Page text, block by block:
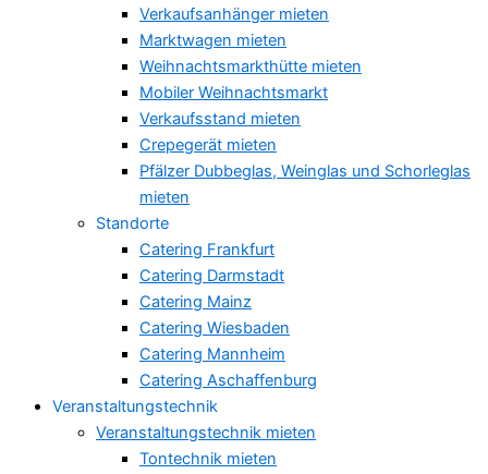
Verkaufsanhänger mieten
Marktwagen mieten
Weihnachtsmarkthütte mieten
Mobiler Weihnachtsmarkt
Verkaufsstand mieten
Crepegerät mieten
Pfälzer Dubbeglas, Weinglas und Schorleglas
mieten
Standorte
Catering Frankfurt
Catering Darmstadt
Catering Mainz
Catering Wiesbaden
Catering Mannheim
Catering Aschaffenburg
Veranstaltungstechnik
Veranstaltungstechnik mieten
Tontechnik mieten